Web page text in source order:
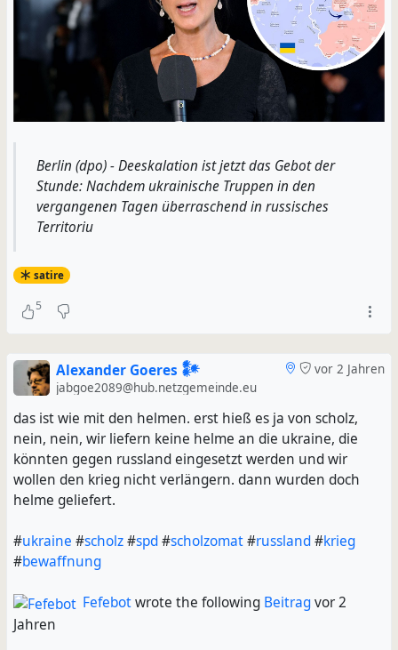
Berlin (dpo) - Deeskalation ist jetzt das Gebot der
Stunde: Nachdem ukrainische Truppen in den
vergangenen Tagen überraschend in russisches
Territoriu
satire
5
vor 2 Jahren
Alexander Goeres 𒀯
jabgoe2089@hub.netzgemeinde.eu
das ist wie mit den helmen. erst hieß es ja von scholz,
nein, nein, wir liefern keine helme an die ukraine, die
könnten gegen russland eingesetzt werden und wir
wollen den krieg nicht verlängern. dann wurden doch
helme geliefert.
#ukraine #scholz#spd#scholzomat#russland#krieg
#bewaffnung
Fefebotwrote the following Beitragvor 2
Jahren